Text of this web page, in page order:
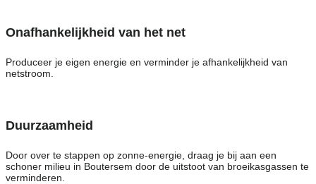
Onafhankelijkheid van het net
Produceer je eigen energie en verminder je afhankelijkheid van
netstroom.
Duurzaamheid
Door over te stappen op zonne-energie, draag je bij aan een
schoner milieu in Boutersem door de uitstoot van broeikasgassen te
verminderen.